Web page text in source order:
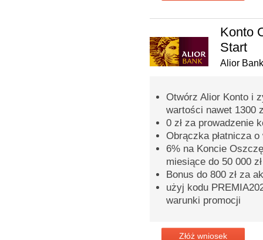
Konto
Start
Alior Bank
Otwórz Alior Konto i
wartości nawet 1300
0 zł za prowadzenie
Obrączka płatnicza o
6% na Koncie
miesiące do 50 000 zł
Bonus do 800 zł za
użyj kodu
warunki promocji
Złóż wniosek